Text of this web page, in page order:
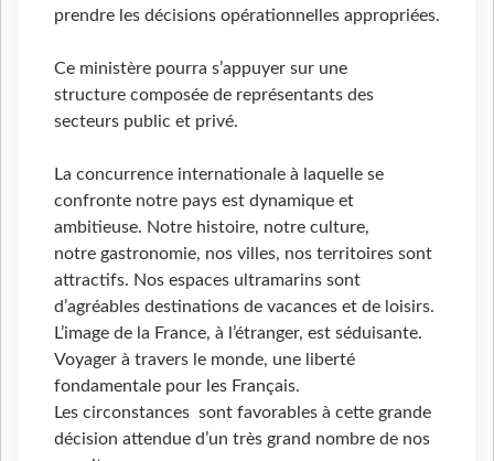
prendre les décisions opérationnelles appropriées.
Ce ministère pourra s’appuyer sur une
structure composée de représentants des
secteurs public et privé.
La concurrence internationale à laquelle se
confronte notre pays est dynamique et
ambitieuse. Notre histoire, notre culture,
notre gastronomie, nos villes, nos territoires sont
attractifs. Nos espaces ultramarins sont
d’agréables destinations de vacances et de loisirs.
L’image de la France, à l’étranger, est séduisante.
Voyager à travers le monde, une liberté
fondamentale pour les Français.
Les circonstances sont favorables à cette grande
décision attendue d’un très grand nombre de nos